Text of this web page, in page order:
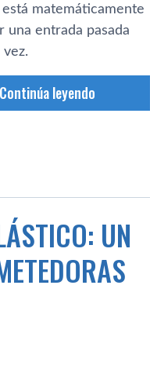
matemáticamente
una entrada pasada
Continúa leyendo
UN